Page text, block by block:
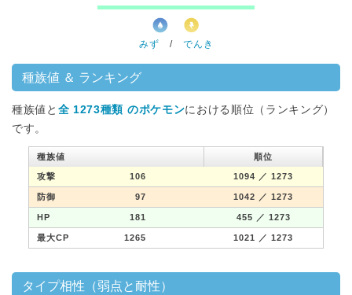
みず / でんき
種族値 ＆ ランキング
種族値と 全 1273種類 のポケモンにおける順位（ランキング）
です。
種族値 順位
攻撃 106 1094 ／ 1273
防御 97 1042 ／ 1273
HP 181 455 ／ 1273
最大CP 1265 1021 ／ 1273
タイプ相性（弱点と耐性）